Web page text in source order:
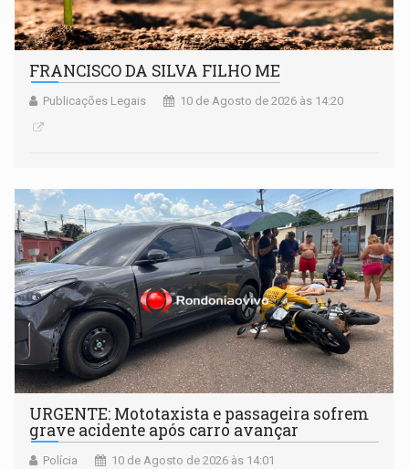
FRANCISCO DA SILVA FILHO ME
Publicações Legais 10 de Agosto de 2026 às 14:20
URGENTE: Mototaxista e passageira sofrem
grave acidente após carro avançar
Polícia 10 de Agosto de 2026 às 14:01